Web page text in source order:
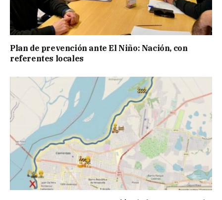
Plan de prevención ante El Niño: Nación, con
referentes locales